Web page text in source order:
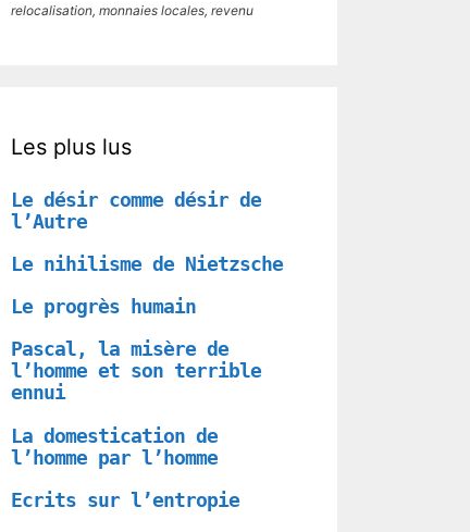
relocalisation, monnaies locales, revenu
Les plus lus
Le désir comme désir de
l’Autre
Le nihilisme de Nietzsche
Le progrès humain
Pascal, la misère de
l’homme et son terrible
ennui
La domestication de
l’homme par l’homme
Ecrits sur l’entropie